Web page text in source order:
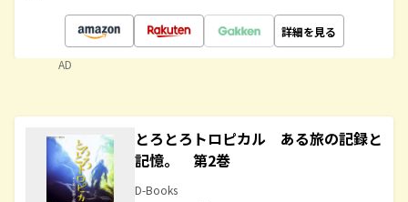
詳細を見る
AD
とろとろトロピカル ある旅の記録と
記憶。 第2巻
D-Books